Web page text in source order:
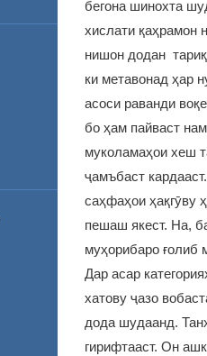
бегона шинохта
хислати қаҳрамон
нишон додан
ки метавонад ҳар
асоси раванди
бо ҳам пайваст
муколамаҳои хеш
ҷамъбаст
саҳфаҳои ҳақгӯву
пешаш якест. На,
муҳорибаро ғолиб
Дар асар
хатову ҷазо
дода шудаанд.
гирифтааст. Он